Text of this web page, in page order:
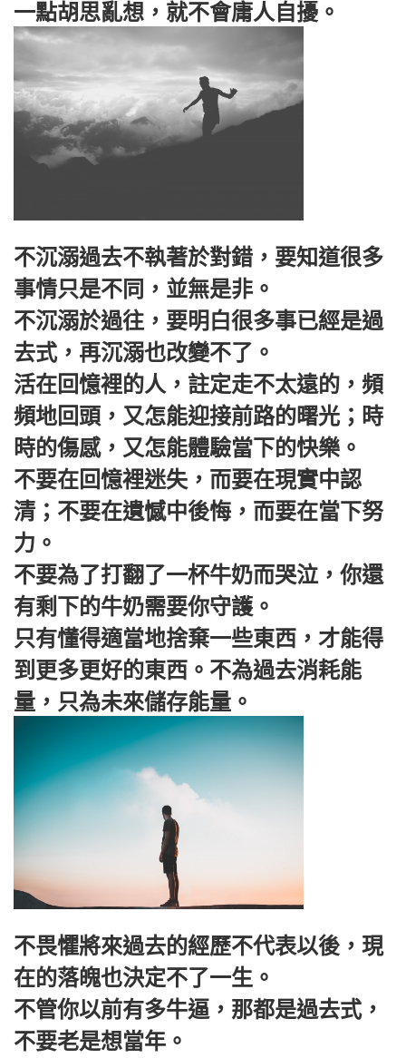
一點胡思亂想，就不會庸人自擾。
不沉溺過去不執著於對錯，要知道很多
事情只是不同，並無是非。
不沉溺於過往，要明白很多事已經是過
去式，再沉溺也改變不了。
活在回憶裡的人，註定走不太遠的，頻
頻地回頭，又怎能迎接前路的曙光；時
時的傷感，又怎能體驗當下的快樂。
不要在回憶裡迷失，而要在現實中認
清；不要在遺憾中後悔，而要在當下努
力。
不要為了打翻了一杯牛奶而哭泣，你還
有剩下的牛奶需要你守護。
只有懂得適當地捨棄一些東西，才能得
到更多更好的東西。不為過去消耗能
量，只為未來儲存能量。
不畏懼將來過去的經歷不代表以後，現
在的落魄也決定不了一生。
不管你以前有多牛逼，那都是過去式，
不要老是想當年。